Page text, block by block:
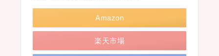
Amazon
楽天市場